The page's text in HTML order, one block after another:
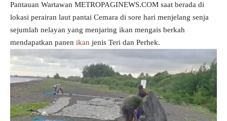
Pantauan Wartawan METROPAGINEWS.COM saat berada di
lokasi perairan laut pantai Cemara di sore hari menjelang senja
sejumlah nelayan yang menjaring ikan mengais berkah
mendapatkan panen ikan jenis Teri dan Perhek.